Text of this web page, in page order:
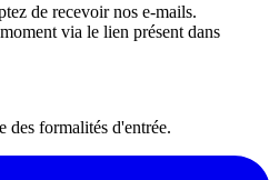
de recevoir nos e-mails.
via le lien présent dans
des formalités d'entrée.